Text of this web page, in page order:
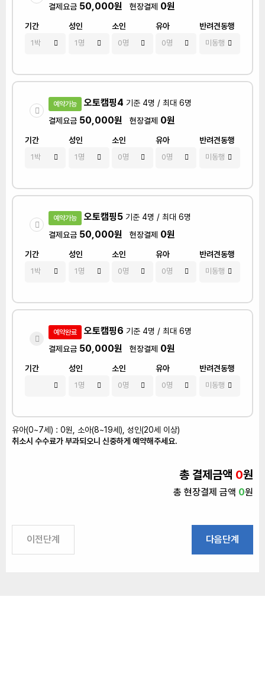
결제요금 50,000원 현장결제 0원
기간 성인 소인 유아 반려견동행
예약가능 오토캠핑4 기준 4명 / 최대 6명
결제요금 50,000원 현장결제 0원
기간 성인 소인 유아 반려견동행
예약가능 오토캠핑5 기준 4명 / 최대 6명
결제요금 50,000원 현장결제 0원
기간 성인 소인 유아 반려견동행
예약완료 오토캠핑6 기준 4명 / 최대 6명
결제요금 50,000원 현장결제 0원
기간 성인 소인 유아 반려견동행
유아(0~7세) : 0원, 소아(8~19세), 성인(20세 이상)
취소시 수수료가 부과되오니 신중하게 예약해주세요.
총 결제금액 0원
총 현장결제 금액 0원
이전단계 다음단계